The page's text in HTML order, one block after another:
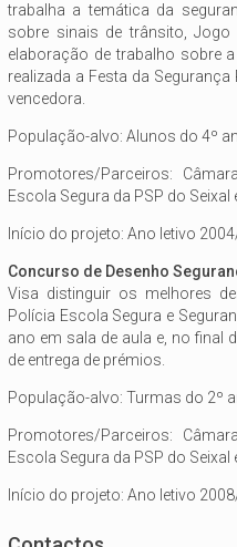
trabalha a temática da
sobre sinais de trânsito, Jogo
elaboração de trabalho sobre
realizada a Festa da
vencedora.
População-alvo: Alunos do 4º
Promotores/Parceiros:
Escola Segura da PSP do Seixal
Início do projeto: Ano letivo
Concurso de Desenho
Visa distinguir os melhores
Polícia Escola Segura e
ano em sala de aula e, no final
de entrega de prémios.
População-alvo: Turmas do 2º
Promotores/Parceiros:
Escola Segura da PSP do Seixal
Início do projeto: Ano letivo